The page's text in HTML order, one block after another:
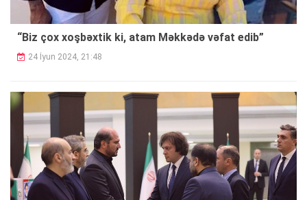
“Biz çox xoşbəxtik ki, atam Məkkədə vəfat edib”
24 İyun 2024, 21:48